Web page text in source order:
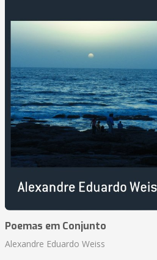
Poemas em Conjunto
Alexandre Eduardo Weiss